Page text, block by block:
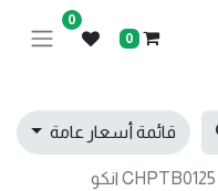
0
0
قائمة أسعار عامة